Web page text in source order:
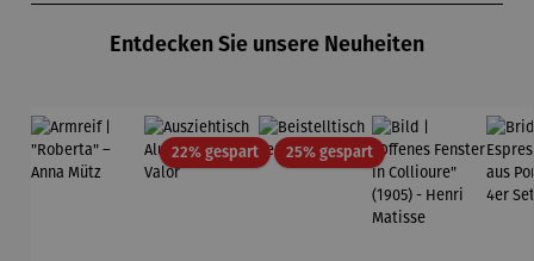
Entdecken Sie unsere Neuheiten
22% gespartRabatt25% gespartRabatt